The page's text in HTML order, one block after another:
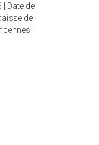
Date de
de
|